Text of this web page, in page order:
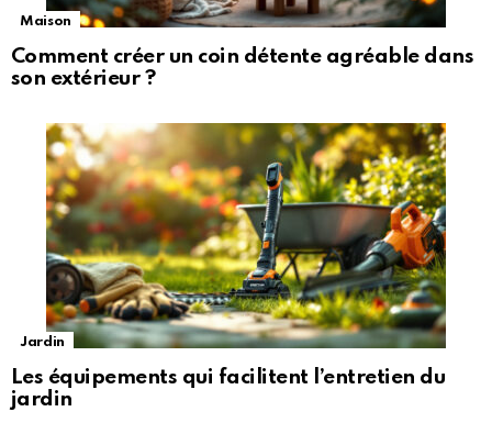
Maison
Comment créer un coin détente agréable dans
son extérieur ?
Jardin
Les équipements qui facilitent l’entretien du
jardin